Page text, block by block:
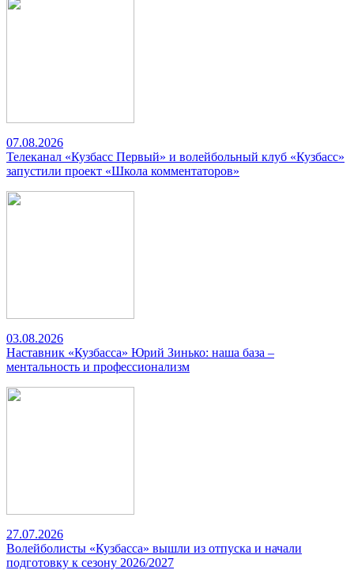
07.08.2026
Телеканал «Кузбасс Первый» и волейбольный клуб «Кузбасс»
запустили проект «Школа комментаторов»
03.08.2026
Наставник «Кузбасса» Юрий Зинько: наша база –
ментальность и профессионализм
27.07.2026
Волейболисты «Кузбасса» вышли из отпуска и начали
подготовку к сезону 2026/2027